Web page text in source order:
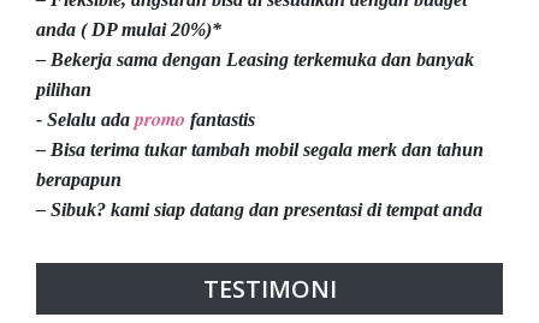
anda ( DP mulai 20%)*
– Bekerja sama dengan Leasing terkemuka dan banyak
pilihan
- Selalu ada promo fantastis
– Bisa terima tukar tambah mobil segala merk dan tahun
berapapun
– Sibuk? kami siap datang dan presentasi di tempat anda
TESTIMONI